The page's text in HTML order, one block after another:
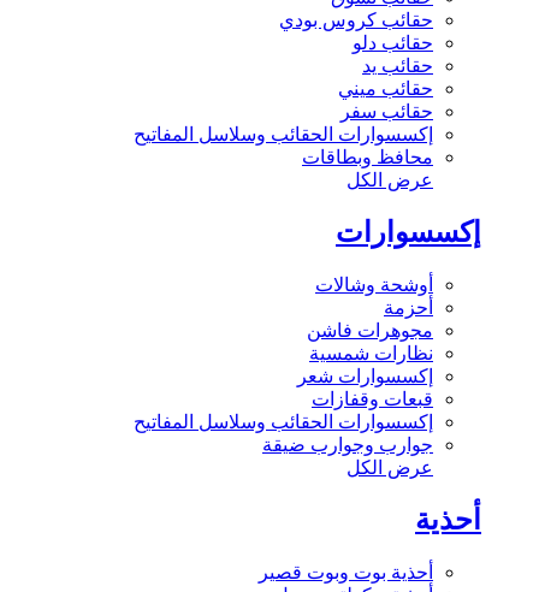
حقائب كروس بودي
حقائب دلو
حقائب يد
حقائب ميني
حقائب سفر
إكسسوارات الحقائب وسلاسل المفاتيح
محافظ وبطاقات
عرض الكل
إكسسوارات
أوشحة وشالات
أحزمة
مجوهرات فاشن
نظارات شمسية
إكسسوارات شعر
قبعات وقفازات
إكسسوارات الحقائب وسلاسل المفاتيح
جوارب وجوارب ضيقة
عرض الكل
أحذية
أحذية بوت وبوت قصير